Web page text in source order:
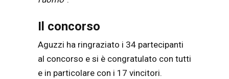
Il concorso
Aguzzi ha ringraziato i 34 partecipanti
al concorso e si è congratulato con tutti
e in particolare con i 17 vincitori.